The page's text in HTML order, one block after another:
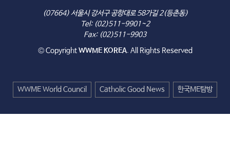
(07664) 서울시 강서구 공항대로 58가길 2(등촌동)
Tel: (02)511-9901~2
Fax: (02)511-9903
© CopyrightWWME KOREA. All Rights Reserved
WWME World Council Catholic Good News 한국ME탐방